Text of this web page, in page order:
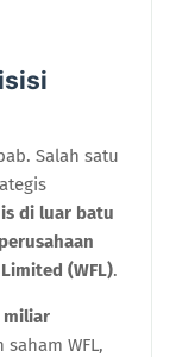
Salah satu
di luar batu
(WFL).
miliar
WFL,